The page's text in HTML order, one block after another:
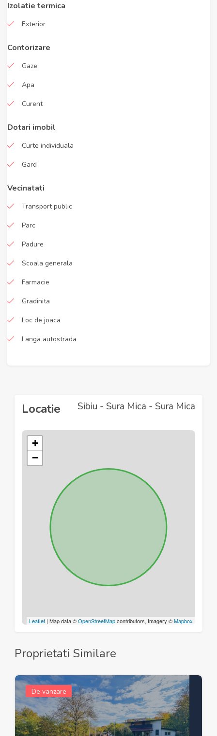
Izolatie termica
Exterior
Contorizare
Gaze
Apa
Curent
Dotari imobil
Curte individuala
Gard
Vecinatati
Transport public
Parc
Padure
Scoala generala
Farmacie
Gradinita
Loc de joaca
Langa autostrada
Locatie Sibiu - Sura Mica - Sura Mica
+
−
Leaflet | Map data ©OpenStreetMapcontributors, Imagery ©Mapbox
Proprietati Similare
De vanzare